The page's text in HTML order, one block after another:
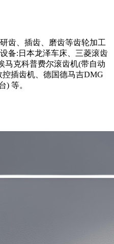
齿、插齿、磨齿等齿轮加工
备:日本龙泽车床、三菱滚齿
马克科普费尔滚齿机(带自动
控插齿机、德国德马吉DMG
) 等。